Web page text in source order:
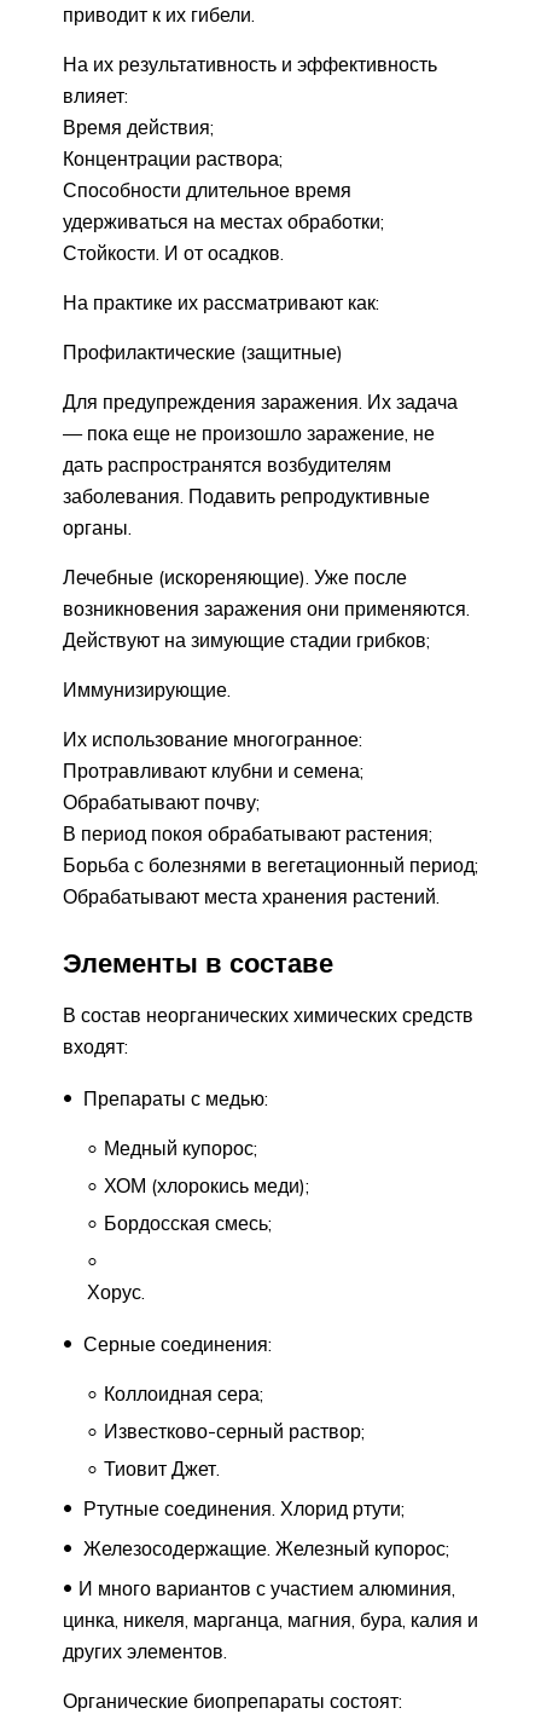
приводит к их гибели.
На их результативность и эффективность
влияет:
Время действия;
Концентрации раствора;
Способности длительное время
удерживаться на местах обработки;
Стойкости. И от осадков.
На практике их рассматривают как:
Профилактические (защитные)
Для предупреждения заражения. Их задача
— пока еще не произошло заражение, не
дать распространятся возбудителям
заболевания. Подавить репродуктивные
органы.
Лечебные (искореняющие). Уже после
возникновения заражения они применяются.
Действуют на зимующие стадии грибков;
Иммунизирующие.
Их использование многогранное:
Протравливают клубни и семена;
Обрабатывают почву;
В период покоя обрабатывают растения;
Борьба с болезнями в вегетационный период;
Обрабатывают места хранения растений.
Элементы в составе
В состав неорганических химических средств
входят:
Препараты с медью:
Медный купорос;
ХОМ (хлорокись меди);
Бордосская смесь;
Хорус.
Серные соединения:
Коллоидная сера;
Известково-серный раствор;
Тиовит Джет.
Ртутные соединения. Хлорид ртути;
Железосодержащие. Железный купорос;
И много вариантов с участием алюминия,
цинка, никеля, марганца, магния, бура, калия и
других элементов.
Органические биопрепараты состоят: